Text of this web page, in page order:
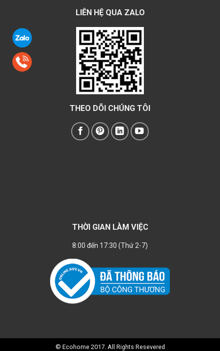
LIÊN HỆ QUA ZALO
THEO DÕI CHÚNG TÔI
THỜI GIAN LÀM VIỆC
8:00 đến 17:30 (Thứ 2-7)
© Ecohome 2017. All Rights Resevered